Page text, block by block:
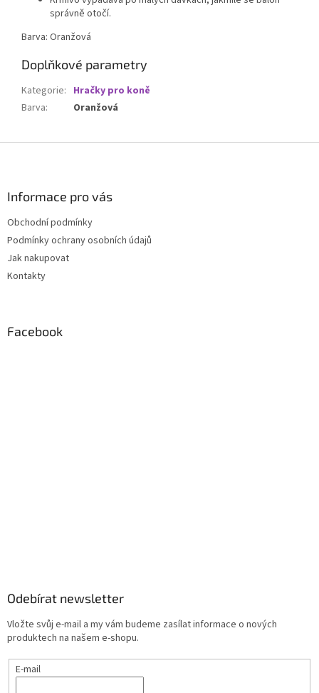
správně otočí.
Barva: Oranžová
Doplňkové parametry
Kategorie: Hračky pro koně
Barva: Oranžová
Informace pro vás
Obchodní podmínky
Podmínky ochrany osobních údajů
Jak nakupovat
Kontakty
Facebook
Odebírat newsletter
Vložte svůj e-mail a my vám budeme zasílat informace o nových
produktech na našem e-shopu.
E-mail